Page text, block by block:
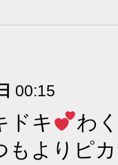
00:15
ドキ
わ
もよりピ